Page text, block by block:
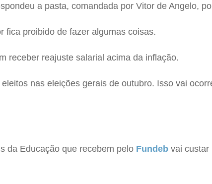
a pasta, comandada por Vitor de Angelo,
fica proibido de fazer algumas coisas.
receber reajuste salarial acima da inflação.
nas eleições gerais de outubro. Isso vai
da Educação que recebem pelo Fundeb vai custar